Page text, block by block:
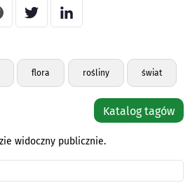
flora rośliny świat
Katalog tagów
widoczny publicznie.